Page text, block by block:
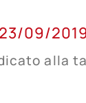
23/09/
alla